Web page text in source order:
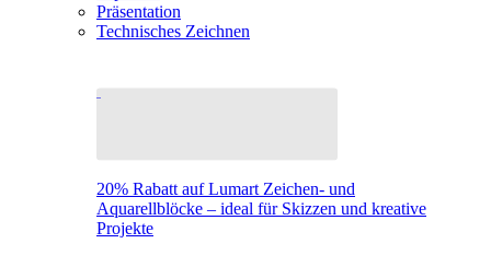
Präsentation
Technisches Zeichnen
20% Rabatt auf Lumart Zeichen- und
Aquarellblöcke – ideal für Skizzen und kreative
Projekte